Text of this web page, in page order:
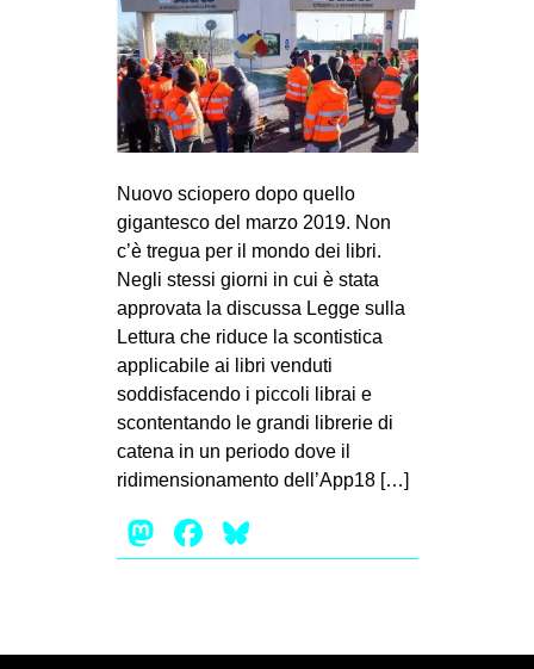
STUDENTI TSUNAMI
ZAM
MILANO
MOBILITAZIONI
SPAZI
SPORT POPOLARE
MOVIMENTI
AMBIENTE
ANTIFASCISMO
DIRITTO ALL’ABITARE
GENERI
MIGRAZIONI
PRECARIATO
Nuovo sciopero dopo quello
gigantesco del marzo 2019. Non
c’è tregua per il mondo dei libri.
Negli stessi giorni in cui è stata
approvata la discussa Legge sulla
Lettura che riduce la scontistica
applicabile ai libri venduti
soddisfacendo i piccoli librai e
scontentando le grandi librerie di
catena in un periodo dove il
ridimensionamento dell’App18 […]
Mastodon
Facebook